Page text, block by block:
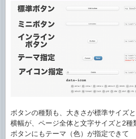
ボタンの種類も、大きさが標準サイズ
横幅が、ページ全体と文字サイズと2種
ボタンにもテーマ（色）が指定できて